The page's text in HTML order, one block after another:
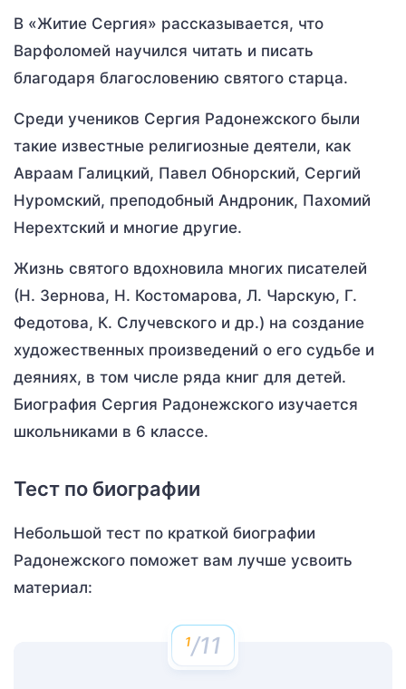
В «Житие Сергия» рассказывается, что
Варфоломей научился читать и писать
благодаря благословению святого старца.
Среди учеников Сергия Радонежского были
такие известные религиозные деятели, как
Авраам Галицкий, Павел Обнорский, Сергий
Нуромский, преподобный Андроник, Пахомий
Нерехтский и многие другие.
Жизнь святого вдохновила многих писателей
(Н. Зернова, Н. Костомарова, Л. Чарскую, Г.
Федотова, К. Случевского и др.) на создание
художественных произведений о его судьбе и
деяниях, в том числе ряда книг для детей.
Биография Сергия Радонежского изучается
школьниками в 6 классе.
Тест по биографии
Небольшой тест по краткой биографии
Радонежского поможет вам лучше усвоить
материал:
/11